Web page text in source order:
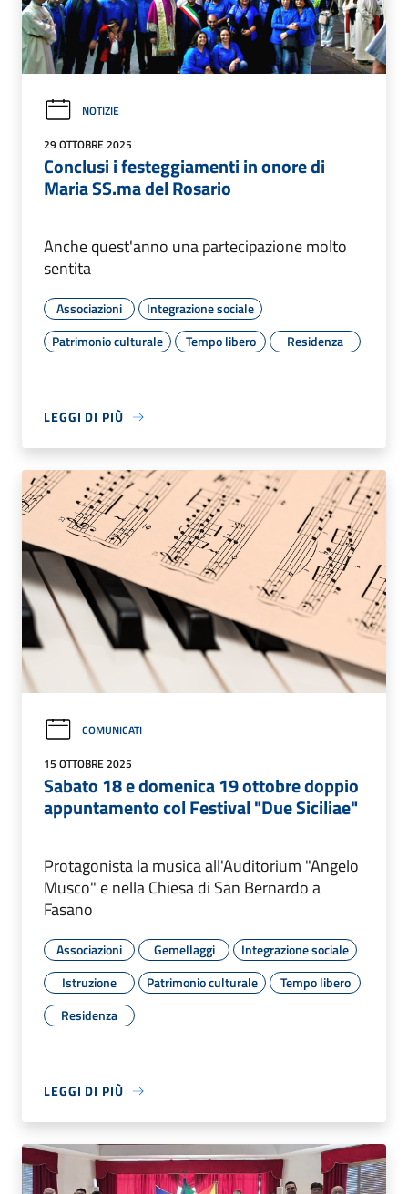
NOTIZIE
29 OTTOBRE 2025
Conclusi i festeggiamenti in onore di
Maria SS.ma del Rosario
Anche quest'anno una partecipazione molto
sentita
Associazioni
Integrazione sociale
Patrimonio culturale
Tempo libero Residenza
LEGGI DI PIÙ
COMUNICATI
15 OTTOBRE 2025
Sabato 18 e domenica 19 ottobre doppio
appuntamento col Festival "Due Siciliae"
Protagonista la musica all'Auditorium "Angelo
Musco" e nella Chiesa di San Bernardo a
Fasano
Associazioni Gemellaggi
Integrazione sociale
Istruzione
Patrimonio culturale
Tempo libero
Residenza
LEGGI DI PIÙ